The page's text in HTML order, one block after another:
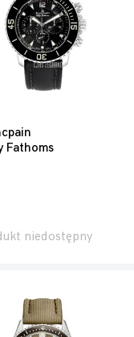
Fathoms
niedostępny